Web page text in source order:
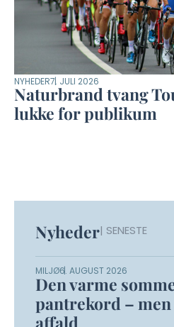
NYHEDER7. JULI 2026
Naturbrand tvang
lukke for publikum
Nyheder| SENESTE
MILJØ6. AUGUST 2026
Den varme
pantrekord – men
affald